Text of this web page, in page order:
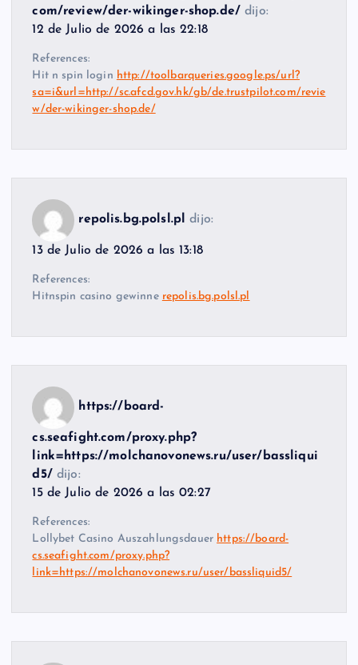
com/review/der-wikinger-shop.de/ dijo:
12 de Julio de 2026 a las 22:18
References:
Hit n spin login http://toolbarqueries.google.ps/url?
sa=i&url=http://sc.afcd.gov.hk/gb/de.trustpilot.com/revie
w/der-wikinger-shop.de/
repolis.bg.polsl.pl dijo:
13 de Julio de 2026 a las 13:18
References:
Hitnspin casino gewinne repolis.bg.polsl.pl
https://board-
cs.seafight.com/proxy.php?
link=https://molchanovonews.ru/user/bassliqui
d5/ dijo:
15 de Julio de 2026 a las 02:27
References:
Lollybet Casino Auszahlungsdauer https://board-
cs.seafight.com/proxy.php?
link=https://molchanovonews.ru/user/bassliquid5/